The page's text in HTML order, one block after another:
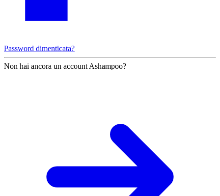
Password dimenticata?
Non hai ancora un account Ashampoo?